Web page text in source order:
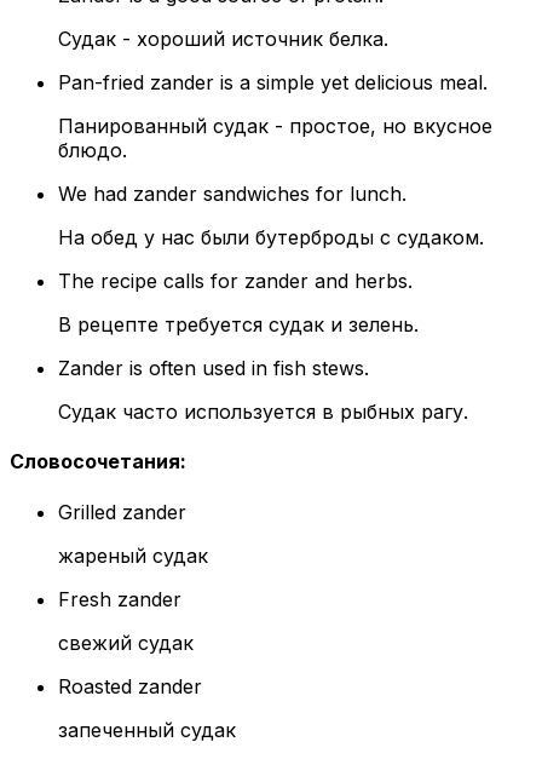
Судак - хороший источник белка.
Pan-fried zander is a simple yet delicious meal.
Панированный судак - простое, но вкусное
блюдо.
We had zander sandwiches for lunch.
На обед у нас были бутерброды с судаком.
The recipe calls for zander and herbs.
В рецепте требуется судак и зелень.
Zander is often used in fish stews.
Судак часто используется в рыбных рагу.
Словосочетания:
Grilled zander
жареный судак
Fresh zander
свежий судак
Roasted zander
запеченный судак